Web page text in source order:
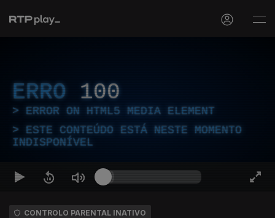
ERRO 100
ERROR ON HTML5 MEDIA ELEMENT
ESTE CONTEÚDO ESTÁ NESTE MOMENTO
INDISPONÍVEL
CONTROLO PARENTAL INATIVO